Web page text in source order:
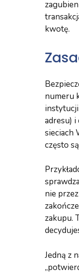
kwotę.
numeru
adresu)
sieciach
często
nie
zakupu.
Jedną z